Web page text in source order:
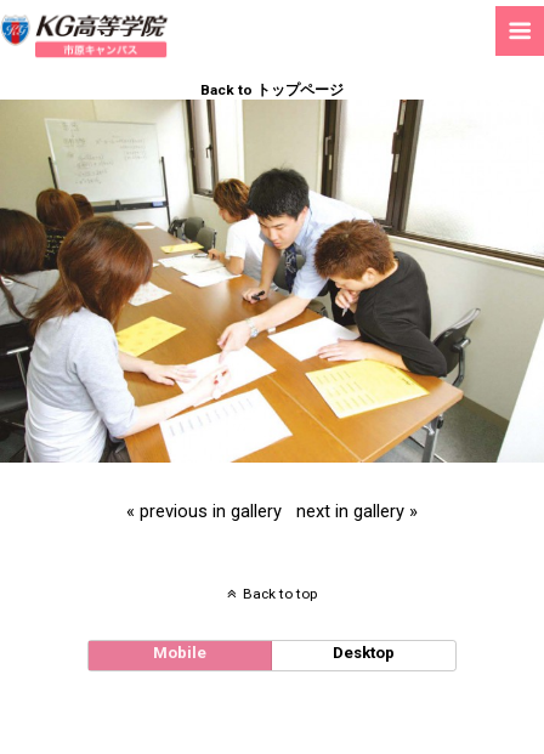
Back to トップページ
« previous in gallery next in gallery »
Back to top
Mobile Desktop